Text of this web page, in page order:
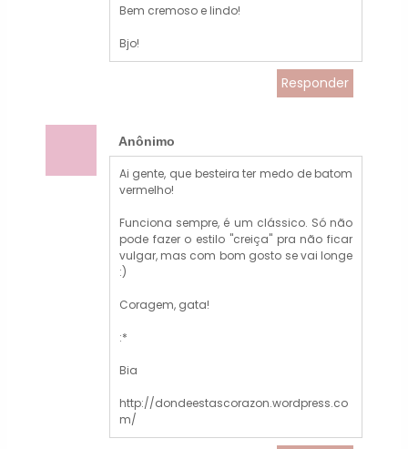
Bem cremoso e lindo!
Bjo!
Responder
Anônimo
Ai gente, que besteira ter medo de batom
vermelho!
Funciona sempre, é um clássico. Só não
pode fazer o estilo "creiça" pra não ficar
vulgar, mas com bom gosto se vai longe
:)
Coragem, gata!
:*
Bia
http://dondeestascorazon.wordpress.co
m/